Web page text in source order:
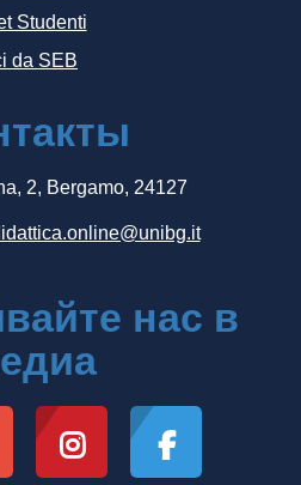
Studenti
da SEB
2, Bergamo, 24127
нас в